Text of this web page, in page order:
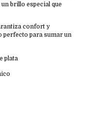
brillo especial que
confort y
perfecto para sumar un
plata